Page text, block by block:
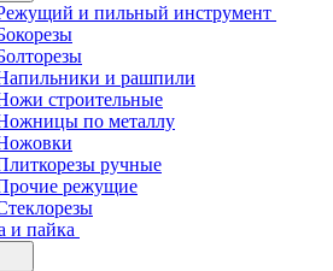
и пильный инструмент
и рашпили
строительные
по металлу
ручные
режущие
и пайка